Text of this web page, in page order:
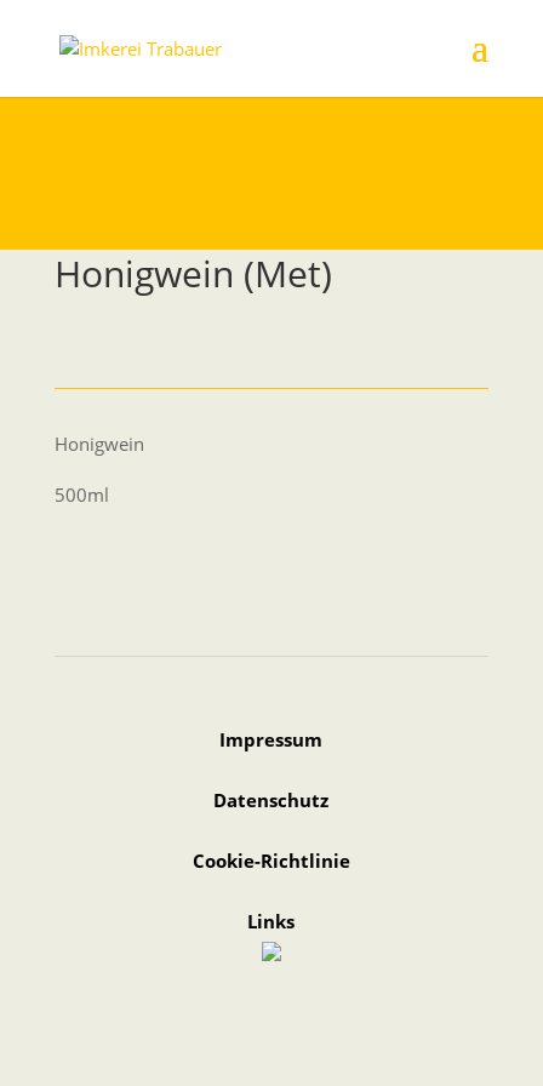
Honigwein (Met)
Honigwein
500ml
Impressum
Datenschutz
Cookie-Richtlinie
Links